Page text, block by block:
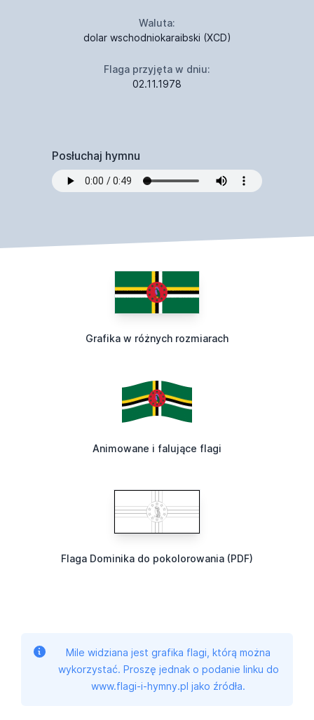
Waluta:
dolar wschodniokaraibski (XCD)
Flaga przyjęta w dniu:
02.11.1978
Posłuchaj hymnu
Grafika w różnych rozmiarach
Animowane i falujące flagi
Flaga Dominika do pokolorowania (PDF)
Mile widziana jest grafika flagi, którą można
wykorzystać. Proszę jednak o podanie linku do
www.flagi-i-hymny.pl jako źródła.